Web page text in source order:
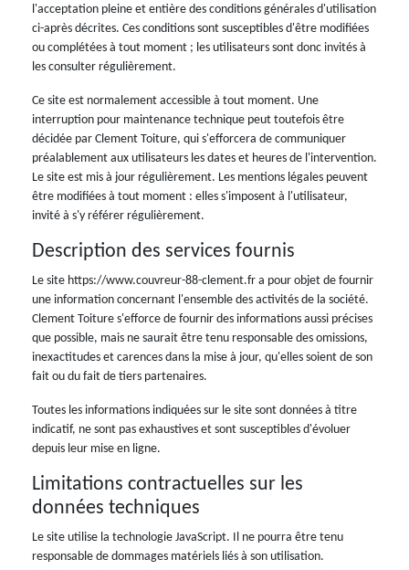
l'acceptation pleine et entière des conditions générales d'utilisation
ci-après décrites. Ces conditions sont susceptibles d'être modifiées
ou complétées à tout moment ; les utilisateurs sont donc invités à
les consulter régulièrement.
Ce site est normalement accessible à tout moment. Une
interruption pour maintenance technique peut toutefois être
décidée par Clement Toiture, qui s'efforcera de communiquer
préalablement aux utilisateurs les dates et heures de l'intervention.
Le site est mis à jour régulièrement. Les mentions légales peuvent
être modifiées à tout moment : elles s'imposent à l'utilisateur,
invité à s'y référer régulièrement.
Description des services fournis
Le site https://www.couvreur-88-clement.fr a pour objet de fournir
une information concernant l'ensemble des activités de la société.
Clement Toiture s'efforce de fournir des informations aussi précises
que possible, mais ne saurait être tenu responsable des omissions,
inexactitudes et carences dans la mise à jour, qu'elles soient de son
fait ou du fait de tiers partenaires.
Toutes les informations indiquées sur le site sont données à titre
indicatif, ne sont pas exhaustives et sont susceptibles d'évoluer
depuis leur mise en ligne.
Limitations contractuelles sur les
données techniques
Le site utilise la technologie JavaScript. Il ne pourra être tenu
responsable de dommages matériels liés à son utilisation.